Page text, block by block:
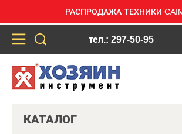
РАСПРОДАЖА ТЕХНИКИ
тел.: 297-50-95
КАТАЛОГ